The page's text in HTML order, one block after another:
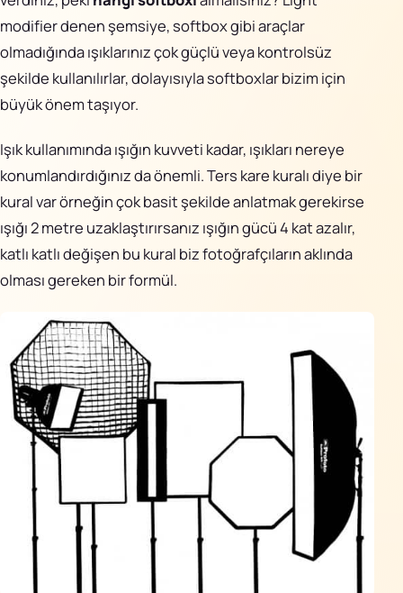
Movioo
İletişim
Instagram
X
LinkedIn
YouTube
modifier denen şemsiye, softbox gibi araçlar
olmadığında ışıklarınız çok güçlü veya kontrolsüz
şekilde kullanılırlar, dolayısıyla softboxlar bizim için
büyük önem taşıyor.
Işık kullanımında ışığın kuvveti kadar, ışıkları nereye
konumlandırdığınız da önemli.Ters kare kuralıdiye bir
kural var örneğin çok basit şekilde anlatmak gerekirse
ışığı 2 metre uzaklaştırırsanız ışığın gücü 4 kat azalır,
katlı katlı değişen bu kural biz fotoğrafçıların aklında
olması gereken bir formül.